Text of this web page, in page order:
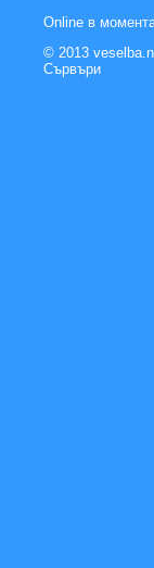
Online в
© 2013
Сървъри